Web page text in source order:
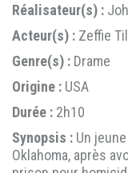
Réalisateur(s) :
Acteur(s) : Zeffie
Genre(s) : Drame
Origine : USA
Durée : 2h10
Synopsis : Un
Oklahoma, après